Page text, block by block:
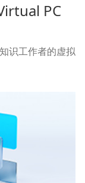
PC
识工作者的虚拟